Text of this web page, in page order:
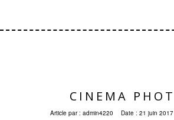
CINEMA
Article par : admin4220 Date : 21 juin 2017